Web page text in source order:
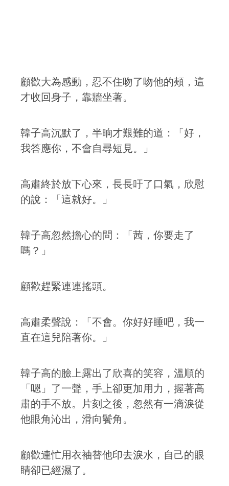
顧歡大為感動，忍不住吻了吻他的頰，這
才收回身子，靠牆坐著。
韓子高沉默了，半晌才艱難的道：「好，
我答應你，不會自尋短見。」
高肅終於放下心來，長長吁了口氣，欣慰
的說：「這就好。」
韓子高忽然擔心的問：「茜，你要走了
嗎？」
顧歡趕緊連連搖頭。
高肅柔聲說：「不會。你好好睡吧，我一
直在這兒陪著你。」
韓子高的臉上露出了欣喜的笑容，溫順的
「嗯」了一聲，手上卻更加用力，握著高
肅的手不放。片刻之後，忽然有一滴淚從
他眼角沁出，滑向鬢角。
顧歡連忙用衣袖替他印去淚水，自己的眼
睛卻已經濕了。